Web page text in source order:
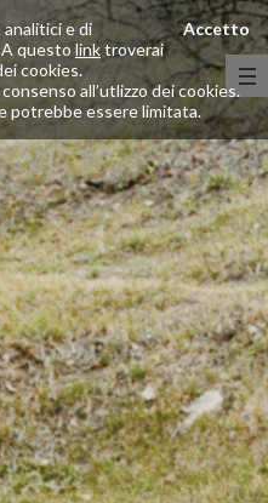
Accetto
e di
A questolinktroverai
cookies.
all’utlizzo dei cookies.
potrebbe essere limitata.